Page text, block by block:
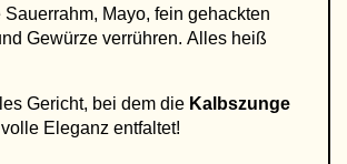
Sauerrahm, Mayo, fein gehackten
Gewürze verrühren. Alles heiß
Gericht, bei dem die Kalbszunge
Eleganz entfaltet!